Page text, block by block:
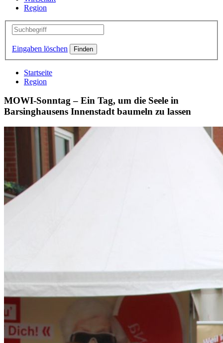
Region
Eingaben löschen
Startseite
Region
MOWI-Sonntag – Ein Tag, um die Seele in
Barsinghausens Innenstadt baumeln zu lassen